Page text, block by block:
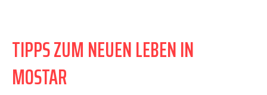
TIPPS ZUM NEUEN LEBEN IN
MOSTAR